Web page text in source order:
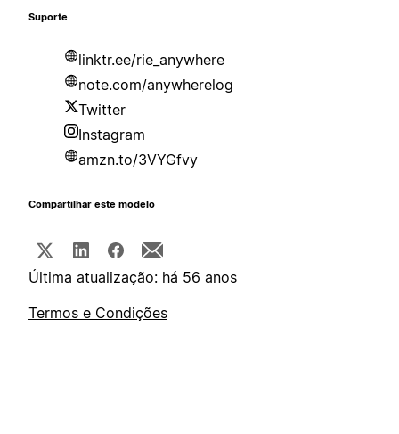
Suporte
linktr.ee/rie_anywhere
note.com/anywherelog
Twitter
Instagram
amzn.to/3VYGfvy
Compartilhar este modelo
Última atualização: há 56 anos
Termos e Condições